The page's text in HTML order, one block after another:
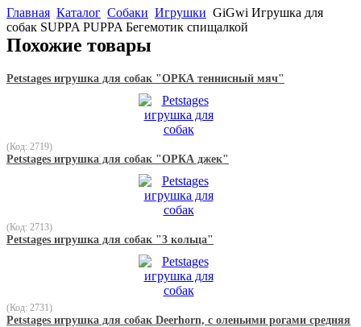
Главная Каталог Собаки Игрушки GiGwi Игрушка для
собак SUPPA PUPPA Бегемотик спищалкой
Похожие товары
Petstages игрушка для собак "ОРКА теннисный мяч"
(Код: 2719)
Petstages игрушка для собак "ОРКА джек"
(Код: 2713)
Petstages игрушка для собак "3 кольца"
(Код: 2731)
Petstages игрушка для собак Deerhorn, с оленьими рогами средняя